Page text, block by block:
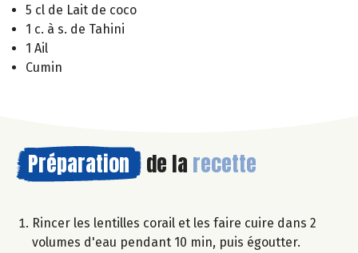
5 cl de Lait de coco
1 c. à s. de Tahini
1 Ail
Cumin
Préparation de la recette
Rincer les lentilles corail et les faire cuire dans 2
volumes d'eau pendant 10 min, puis égoutter.